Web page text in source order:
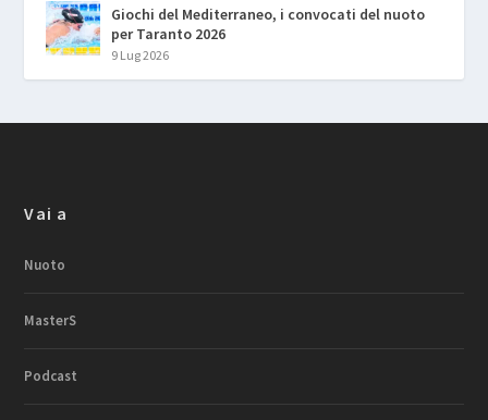
Giochi del Mediterraneo, i convocati del nuoto
per Taranto 2026
9 Lug 2026
Vai a
Nuoto
MasterS
Podcast